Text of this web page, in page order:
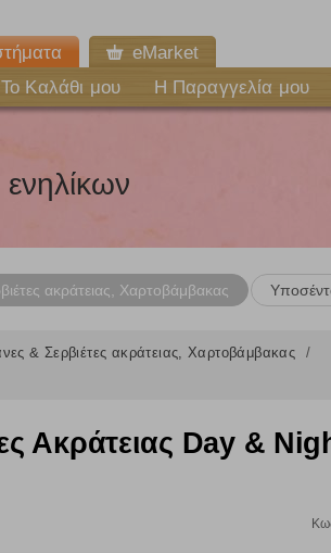
eMarket
Το Καλάθι μου Η Παραγγελία μου
ακράτειας, Χαρτοβάμβακας
& Σερβιέτες ακράτειας, Χαρτοβάμβακας
Ακράτειας Day &